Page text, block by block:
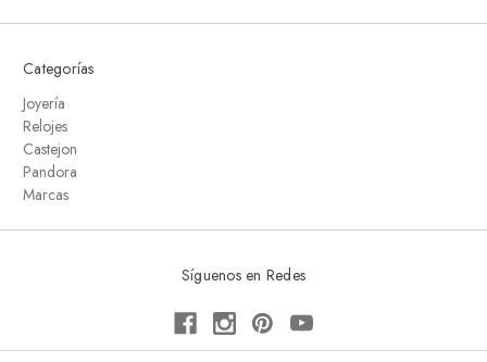
Categorías
Joyería
Relojes
Castejon
Pandora
Marcas
Síguenos en Redes